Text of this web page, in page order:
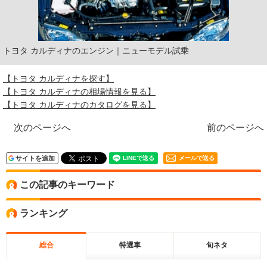
トヨタ カルディナのエンジン｜ニューモデル試乗
【トヨタ カルディナを探す】
【トヨタ カルディナの相場情報を見る】
【トヨタ カルディナのカタログを見る】
次のページへ 前のページへ
サイトを追加 メールで送る
この記事のキーワード
ランキング
総合 特選車 旬ネタ